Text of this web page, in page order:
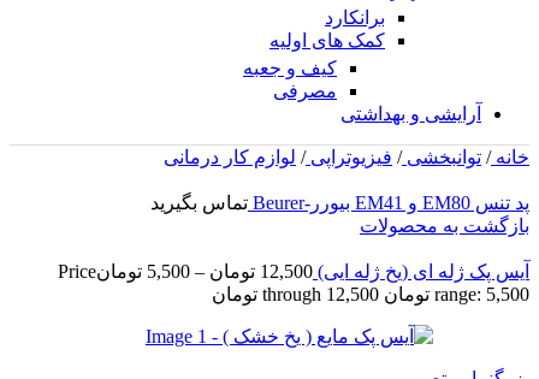
برانکارد
کمک های اولیه
کیف و جعبه
مصرفی
آرایشی و بهداشتی
خانه/ توانبخشی/ فیزیوتراپی/ لوازم کار درمانی
پد تنس EM80 و EM41 بیورر-Beurer
تماس بگیرید
بازگشت به محصولات
آیس پک ژله ای (یخ ژله ایی) 12,500 تومان –
5,500 تومانPrice
range: 5,500 تومان through 12,500 تومان